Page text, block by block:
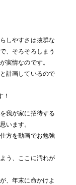
しやすさは抜群な
、そろそろしまう
実情なのです。
計画しているので
！
我が家に招待する
います。
方を動画でお勉強
う、ここに汚れが
、年末に命かけよ